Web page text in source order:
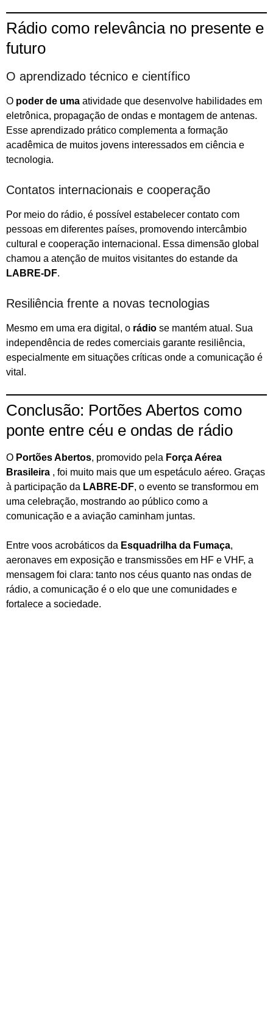
Rádio como relevância no presente e
futuro
O aprendizado técnico e científico
O poder de uma atividade que desenvolve habilidades em
eletrônica, propagação de ondas e montagem de antenas.
Esse aprendizado prático complementa a formação
acadêmica de muitos jovens interessados em ciência e
tecnologia.
Contatos internacionais e cooperação
Por meio do rádio, é possível estabelecer contato com
pessoas em diferentes países, promovendo intercâmbio
cultural e cooperação internacional. Essa dimensão global
chamou a atenção de muitos visitantes do estande da
LABRE-DF.
Resiliência frente a novas tecnologias
Mesmo em uma era digital, o rádio se mantém atual. Sua
independência de redes comerciais garante resiliência,
especialmente em situações críticas onde a comunicação é
vital.
Conclusão: Portões Abertos como
ponte entre céu e ondas de rádio
O Portões Abertos, promovido pela Força Aérea
Brasileira , foi muito mais que um espetáculo aéreo. Graças
à participação da LABRE-DF, o evento se transformou em
uma celebração, mostrando ao público como a
comunicação e a aviação caminham juntas.
Entre voos acrobáticos da Esquadrilha da Fumaça,
aeronaves em exposição e transmissões em HF e VHF, a
mensagem foi clara: tanto nos céus quanto nas ondas de
rádio, a comunicação é o elo que une comunidades e
fortalece a sociedade.